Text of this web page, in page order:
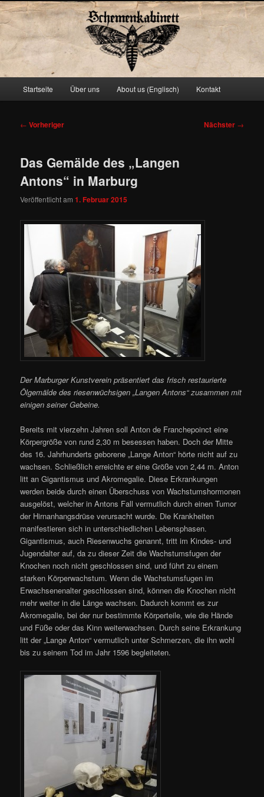
Schemenkabinett
Zum
springen
Startseite Über uns About us (Englisch) Kontakt
Beitragsnavigation
← Vorheriger Nächster →
Das Gemälde des „Langen
Antons“ in Marburg
Veröffentlicht am1. Februar 2015
Der Marburger Kunstverein präsentiert das frisch restaurierte
Ölgemälde des riesenwüchsigen „Langen Antons“ zusammen mit
einigen seiner Gebeine.
Bereits mit vierzehn Jahren soll Anton de Franchepoinct eine
Körpergröße von rund 2,30 m besessen haben. Doch der Mitte
des 16. Jahrhunderts geborene „Lange Anton“ hörte nicht auf zu
wachsen. Schließlich erreichte er eine Größe von 2,44 m. Anton
litt an Gigantismus und Akromegalie. Diese Erkrankungen
werden beide durch einen Überschuss von Wachstumshormonen
ausgelöst, welcher in Antons Fall vermutlich durch einen Tumor
der Hirnanhangsdrüse verursacht wurde. Die Krankheiten
manifestieren sich in unterschiedlichen Lebensphasen.
Gigantismus, auch Riesenwuchs genannt, tritt im Kindes- und
Jugendalter auf, da zu dieser Zeit die Wachstumsfugen der
Knochen noch nicht geschlossen sind, und führt zu einem
starken Körperwachstum. Wenn die Wachstumsfugen im
Erwachsenenalter geschlossen sind, können die Knochen nicht
mehr weiter in die Länge wachsen. Dadurch kommt es zur
Akromegalie, bei der nur bestimmte Körperteile, wie die Hände
und Füße oder das Kinn weiterwachsen. Durch seine Erkrankung
litt der „Lange Anton“ vermutlich unter Schmerzen, die ihn wohl
bis zu seinem Tod im Jahr 1596 begleiteten.